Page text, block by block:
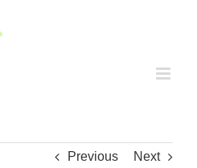
Previous Next